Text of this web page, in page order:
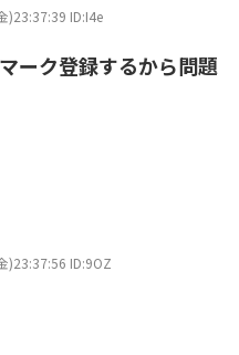
)23:37:39 ID:I4e
ーク登録するから問題
)23:37:56 ID:9OZ